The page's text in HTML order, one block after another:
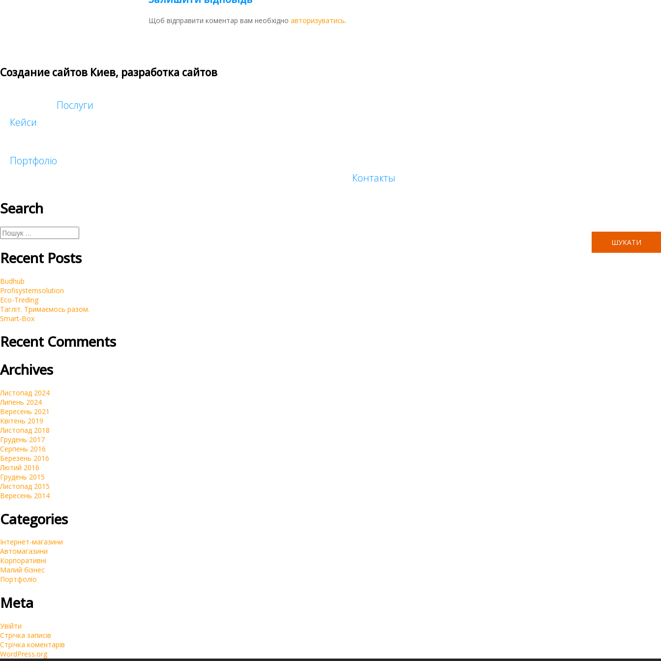
Щоб відправити коментар вам необхідно авторизуватись.
Создание сайтов Киев, разработка сайтов
Кейси
Послуги
Портфоліо
Малий бізнес
Контакты
Search
Пошук:
Recent Posts
Budhub
Profisystemsolution
Eco-Treding
Тагліт. Тримаємось разом.
Smart-Box
Recent Comments
Archives
Листопад 2024
Липень 2024
Вересень 2021
Квітень 2019
Листопад 2018
Грудень 2017
Серпень 2016
Березень 2016
Лютий 2016
Грудень 2015
Листопад 2015
Вересень 2014
Categories
Інтернет-магазини
Автомагазини
Корпоративні
Малий бізнес
Портфоліо
Meta
Увійти
Стрічка записів
Стрічка коментарів
WordPress.org